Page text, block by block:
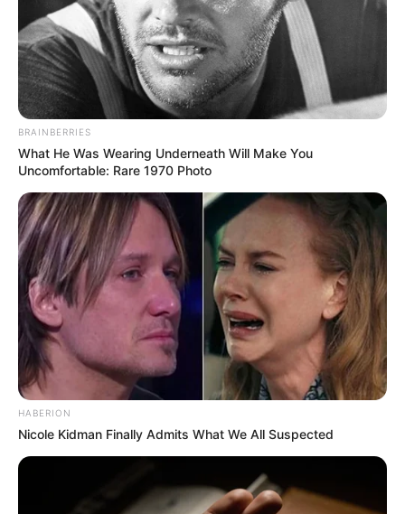
BRAINBERRIES
What He Was Wearing Underneath Will Make You
Uncomfortable: Rare 1970 Photo
HABERION
Nicole Kidman Finally Admits What We All Suspected